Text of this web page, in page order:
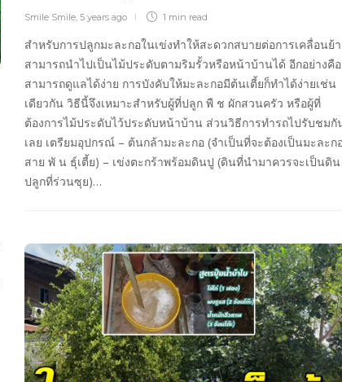
Smile Smile, 5 years ago 1 min read
สำหรับการปลูกมะละกอในเข่งทำให้สะดวกสบายต่อการเคลื่อนย้
สามารถนำไปเป็นไม้ประดับตามริมรั้วหรือหน้าบ้านได้ อีกอย่างคือ
สามารถดูแลได้ง่าย การบังคับให้มะละกอมีต้นเตี้ยก็ทำได้ง่ายเช่น
เดียวกัน วิธีนี้จึงเหมาะสำหรับผู้ที่ปลูก พื ช ผักสวนครัว หรือผู้ที่
ต้องการไม้ประดับไว้ประดับหน้าบ้าน ส่วนวิธีการทำรถไปรับชมกั
เลย เตรียมอุปกรณ์ – ต้นกล้ามะละกอ (จำเป็นที่จะต้องเป็นมะละก
สาย พั น ธุ์เตี้ย) – เข่งตะกร้าพร้อมดินปู (ดินที่นำมาควรจะเป็นดิน
ปลูกที่ร่วนซุย)…